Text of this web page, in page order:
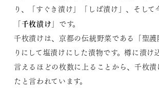
り、「すぐき漬け」「しば漬け」、そして
「千枚漬け 」です。
千枚漬けは、京都の伝統野菜である「聖護
りにして塩漬けにした漬物です。樽に漬け
言えるほどの枚数に上ることから、千枚
たと言われています。